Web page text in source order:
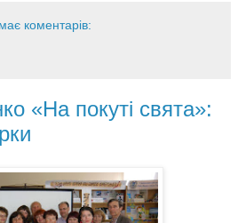
коментарів:
«На покуті свята»: